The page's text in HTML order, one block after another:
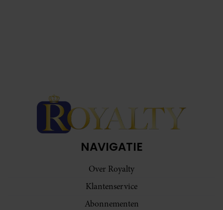
NAVIGATIE
Over Royalty
Klantenservice
Abonnementen